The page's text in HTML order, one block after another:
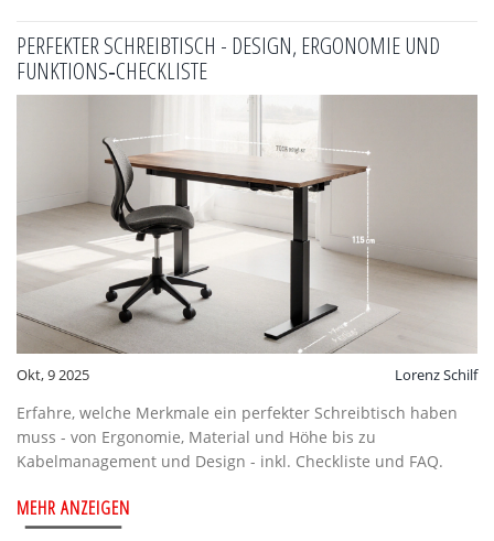
PERFEKTER SCHREIBTISCH - DESIGN, ERGONOMIE UND
FUNKTIONS‑CHECKLISTE
Okt, 9 2025 Lorenz Schilf
Erfahre, welche Merkmale ein perfekter Schreibtisch haben
muss - von Ergonomie, Material und Höhe bis zu
Kabelmanagement und Design - inkl. Checkliste und FAQ.
MEHR ANZEIGEN